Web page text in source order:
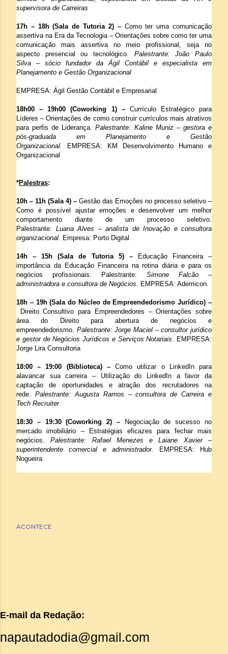
supervisora de Carreiras
17h – 18h (Sala de Tutoria 2) – Como ter uma comunicação
assertiva na Era da Tecnologia – Orientações sobre como ter uma
comunicação mais assertiva no meio profissional, seja no
aspecto presencial ou tecnológico. Palestrante: João Paulo
Silva –sócio fundador da Ágil Contábil e especialista em
Planejamento e Gestão Organizacional
EMPRESA: Ágil Gestão Contábil e Empresarial
18h00 – 19h00 (Coworking 1) –Currículo Estratégico para
Líderes – Orientações de como construir currículos mais atrativos
para perfis de Liderança.Palestrante: Kaline Muniz– gestora e
pós-graduada em Planejamento e Gestão
Organizacional.
EMPRESA: KM Desenvolvimento Humano e
Organizacional
*Palestras:
10h – 11h (Sala 4) – Gestão das Emoções no processo seletivo –
Como é possível ajustar emoções e desenvolver um melhor
comportamento diante de um processo seletivo.
Palestrante: Luana Alves –analista de Inovação e consultora
organizacional.
Empresa: Porto Digital
14h – 15h (Sala de Tutoria 5) –
Educação Financeira –
importância da Educação Financeira na rotina diária e para os
negócios profissionais. Palestrante: Simone Falcão –
administradora e consultora de Negócios.
EMPRESA: Ademicon.
18h – 19h (Sala do Núcleo de Empreendedorismo Jurídico) –
Direito Consultivo para Empreendedores – Orientações sobre
área do Direito para abertura de negócios e
empreendedorismo. Palestrante: Jorge Maciel – consultor jurídico
e gestor de Negócios Jurídicos e Serviços Notariais.
EMPRESA:
Jorge Lira Consultoria
18:00 – 19:00 (Biblioteca) –Como utilizar o LinkedIn para
alavancar sua carreira – Utilização do LinkedIn a favor da
captação de oportunidades e atração dos recrutadores na
rede. Palestrante: Augusta Ramos – consultora de Carreira e
Tech Recruiter
18:30 – 19:30 (Coworking 2) –
Negociação de sucesso no
mercado imobiliário – Estratégias eficazes para fechar mais
negócios.
Palestrante: Rafael Menezes e Laiane Xavier –
superintendente comercial e administrador.
EMPRESA: Hub
Nogueira
ACONTECE
E-mail da Redação:
napautadodia@gmail.com